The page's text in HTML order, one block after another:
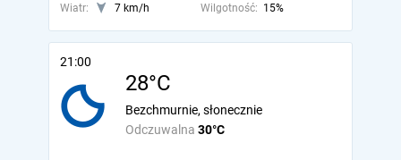
Wiatr:
7 km/h Wilgotność: 15%
21:00
28°C
Odczuwalna 30°C
Bezchmurnie, słonecznie